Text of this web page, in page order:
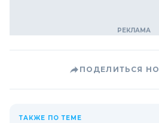
ПОДЕЛИТЬСЯ
ТАКЖЕ ПО ТЕМЕ